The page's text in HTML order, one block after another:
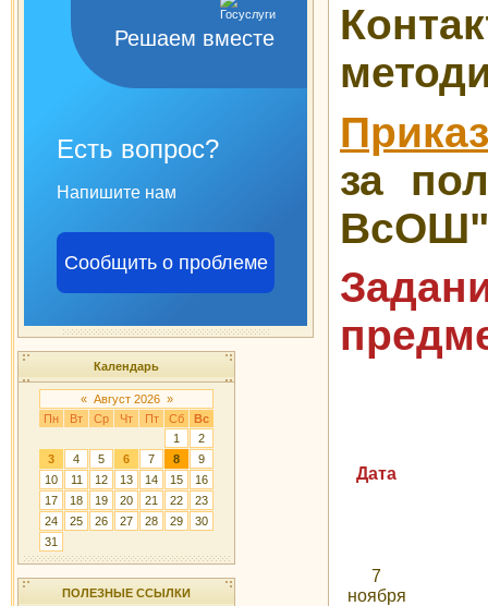
Решаем вместе
Есть вопрос?
Напишите нам
Сообщить о проблеме
Календарь
« Август 2026 »
Пн
Вт Ср Чт Пт Сб
Вс
1
2
3
4 5 6 7 8
9
10
11 12 13 14 15
16
17
18 19 20 21 22
23
24
25 26 27 28 29
30
31
ПОЛЕЗНЫЕ ССЫЛКИ
за
ВсОШ"
Дата
7
ноября